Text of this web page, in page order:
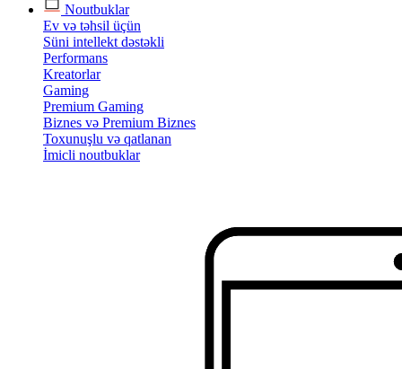
Noutbuklar
Ev və təhsil üçün
Süni intellekt dəstəkli
Performans
Kreatorlar
Gaming
Premium Gaming
Biznes və Premium Biznes
Toxunuşlu və qatlanan
İmicli noutbuklar